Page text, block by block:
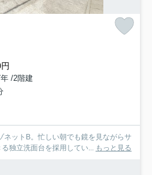
/2階建
ネットB。忙しい朝でも鏡を見ながらサ
独立洗面台を採用してい... もっと見る